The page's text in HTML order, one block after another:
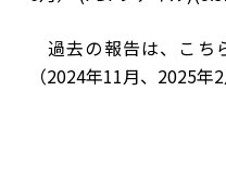
過去の報告は、こ
（2024年11月、2025